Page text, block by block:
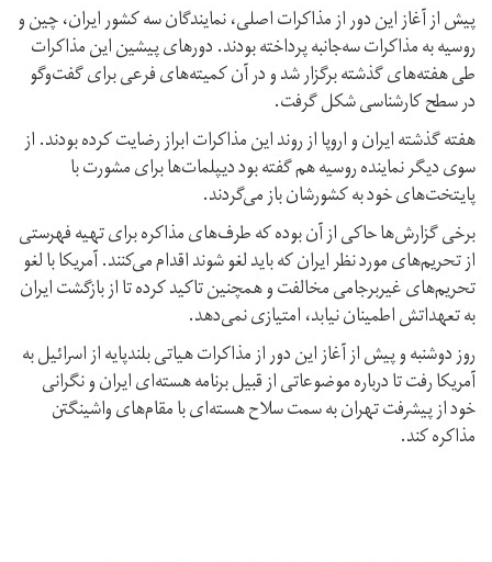
پیش از آغاز این دور از مذاکرات اصلی، نمایندگان سه کشور ایران، ‌چین و
روسیه به مذاکرات سه‌جانبه پرداخته بودند. دورهای پیشین این مذاکرات
طی هفته‌های گذشته برگزار شد و در آن کمیته‌های فرعی برای گفت‌وگو
در سطح کارشناسی شکل گرفت.
هفته گذشته ایران و اروپا از روند این مذاکرات ابراز رضایت کرده بودند. از
سوی دیگر نماینده روسیه هم گفته بود دیپلمات‌ها برای مشورت با
پایتخت‌های خود به کشورشان باز می‌گردند.
برخی گزارش‌ها حاکی از آن بوده که طرف‌های مذاکره برای تهیه فهرستی
از تحریم‌های مورد نظر ایران که باید لغو شوند اقدام می‌کنند. آمریکا با لغو
تحریم‌های غیربرجامی مخالفت و همچنین تاکید کرده تا از بازگشت ایران
به تعهداتش اطمینان نیابد،‌ امتیازی نمی‌دهد.
روز دوشنبه و پیش از آغاز این دور از مذاکرات هیاتی بلندپایه از اسرائیل به
آمریکا رفت تا درباره موضوعاتی از قبیل برنامه هسته‌ای ایران و نگرانی
خود از پیشرفت تهران به سمت سلاح هسته‌ای با مقام‌های واشینگتن
مذاکره کند.